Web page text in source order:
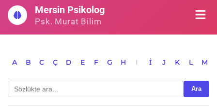
İçeriğe
geç
Mersin Psikolog
Psk. Murat Bilim
A B C Ç D E F G H I İ J K L M
Ara